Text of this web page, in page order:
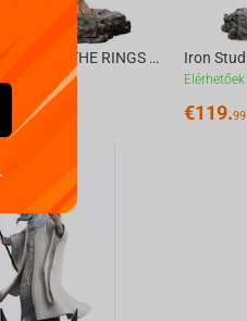
Iron Studios LORD OF THE RINGS - Pippin Statue 1/10
Elérhetőek
€119.99